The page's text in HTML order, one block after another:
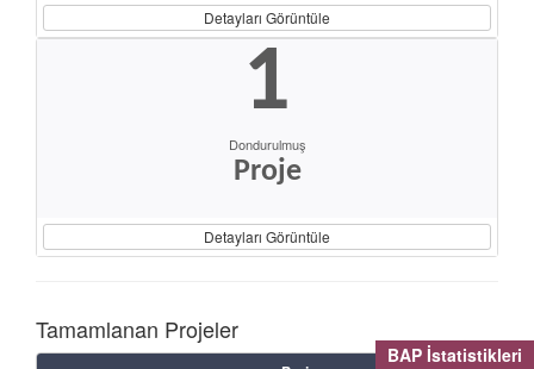
BAP İstatistikleri
Detayları Görüntüle
1
Dondurulmuş
Proje
Detayları Görüntüle
Tamamlanan Projeler